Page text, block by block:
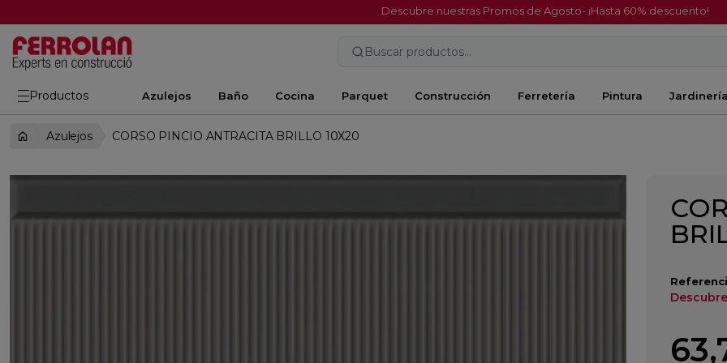
Descubre nuestras Promos de Agosto- ¡Hasta 60% descuento!
Buscar productos...
Productos Azulejos Baño Cocina Parquet Construcción Ferretería Pintura Jardinería
Azulejos CORSO PINCIO ANTRACITA BRILLO 10X20